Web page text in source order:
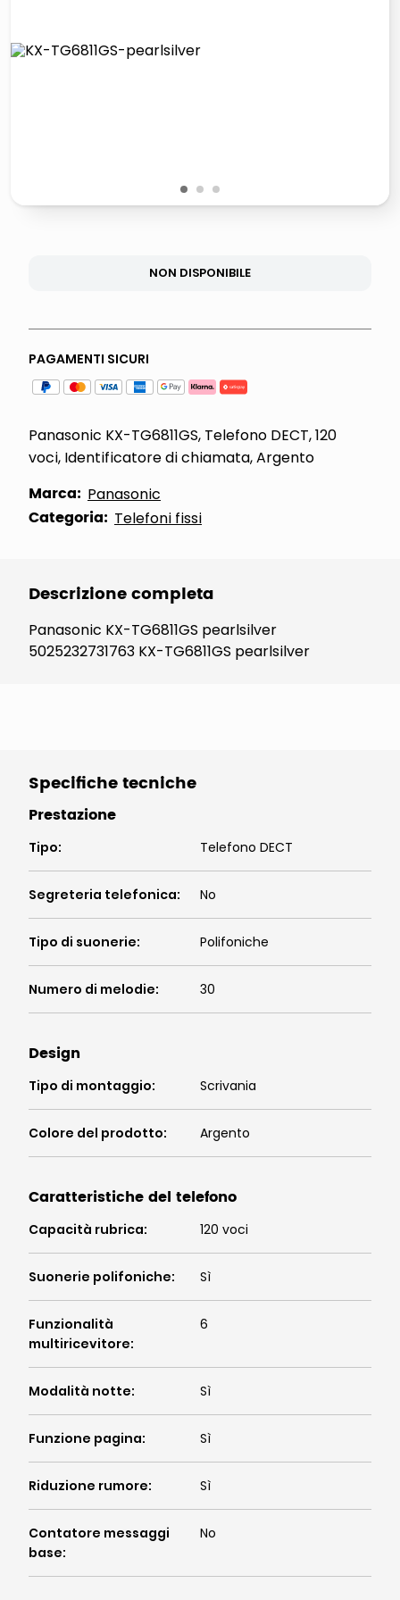
1 2 3
NON DISPONIBILE
PAGAMENTI SICURI
Panasonic KX-TG6811GS, Telefono DECT, 120
voci, Identificatore di chiamata, Argento
Marca: Panasonic
Categoria: Telefoni fissi
Descrizione completa
Panasonic KX-TG6811GS pearlsilver
5025232731763 KX-TG6811GS pearlsilver
Specifiche tecniche
Prestazione
Tipo: Telefono DECT
Segreteria telefonica: No
Tipo di suonerie: Polifoniche
Numero di melodie: 30
Design
Tipo di montaggio: Scrivania
Colore del prodotto: Argento
Caratteristiche del telefono
Capacità rubrica: 120 voci
Suonerie polifoniche: Sì
Funzionalità
multiricevitore:
6
Modalità notte: Sì
Funzione pagina: Sì
Riduzione rumore: Sì
Contatore messaggi
base:
No